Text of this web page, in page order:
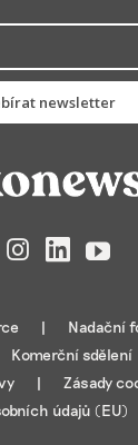
newsletter
Instagram
Nadační
Komerční sdělení
Zásady
údajů (EU)